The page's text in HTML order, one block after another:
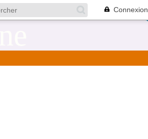
Connexion